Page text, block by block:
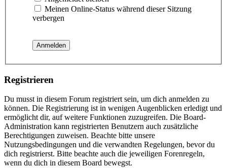
Meinen Online-Status während dieser Sitzung
verbergen
Registrieren
Du musst in diesem Forum registriert sein, um dich anmelden zu
können. Die Registrierung ist in wenigen Augenblicken erledigt und
ermöglicht dir, auf weitere Funktionen zuzugreifen. Die Board-
Administration kann registrierten Benutzern auch zusätzliche
Berechtigungen zuweisen. Beachte bitte unsere
Nutzungsbedingungen und die verwandten Regelungen, bevor du
dich registrierst. Bitte beachte auch die jeweiligen Forenregeln,
wenn du dich in diesem Board bewegst.